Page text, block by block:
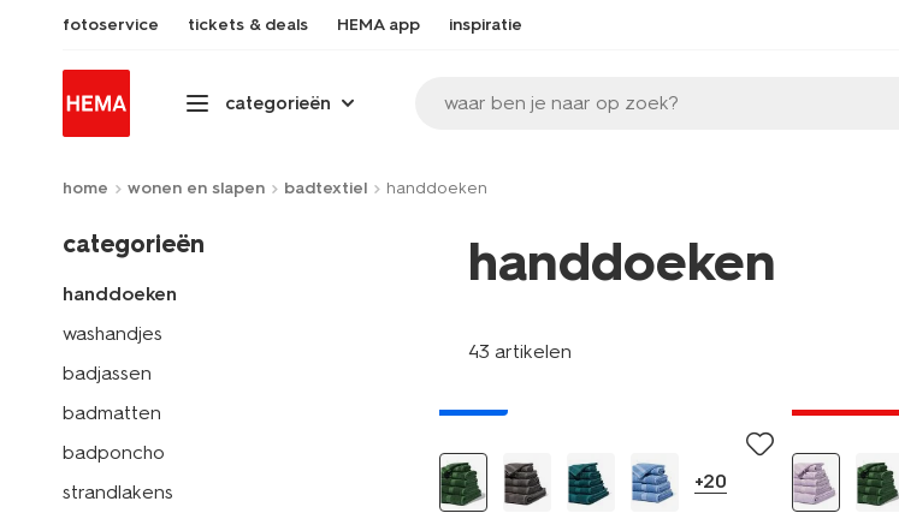
fotoservice tickets & deals HEMA app inspiratie
categorieën waar ben je naar op zoek?
home wonen en slapen badtextiel handdoeken
categorieën
handdoeken
washandjes
badjassen
badmatten
badponcho
strandlakens
handdoeken
43 artikelen
+20